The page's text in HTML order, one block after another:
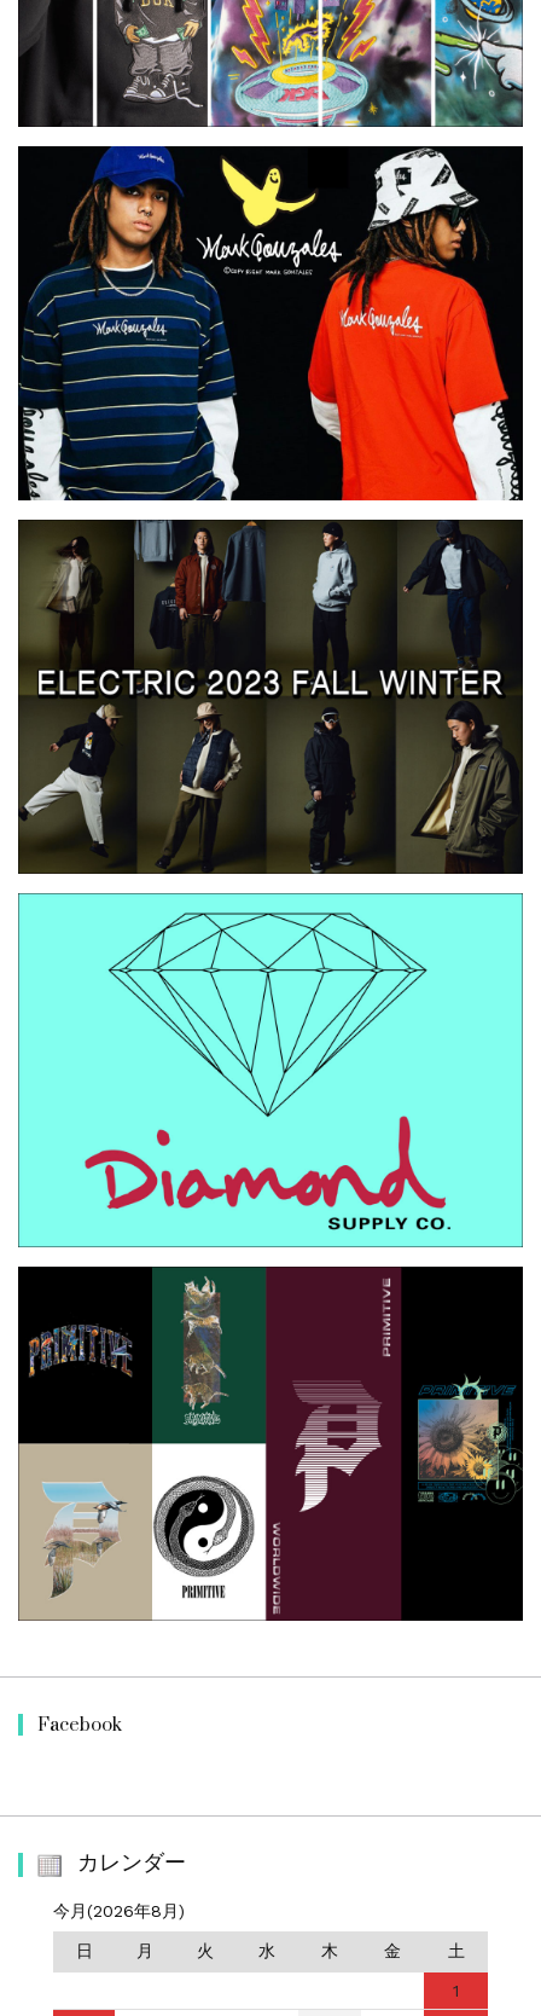
Facebook
カレンダー
今月(2026年8月)
日 月 火 水 木 金 土
1